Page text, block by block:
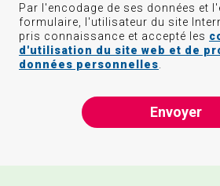
Par l'encodage de ses données et
formulaire, l'utilisateur du site
pris connaissance et accepté les
d'utilisation du site web et de
données personnelles
Envoyer